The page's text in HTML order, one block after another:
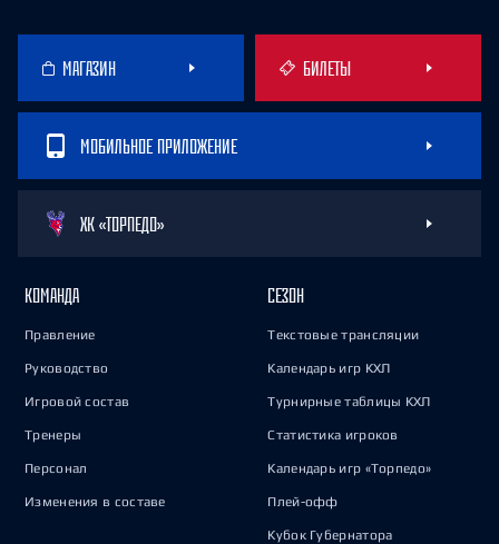
МАГАЗИН БИЛЕТЫ
МОБИЛЬНОЕ ПРИЛОЖЕНИЕ
ХК «ТОРПЕДО»
КОМАНДА
Правление
Руководство
Игровой состав
Тренеры
Персонал
Изменения в составе
СЕЗОН
Текстовые трансляции
Календарь игр КХЛ
Турнирные таблицы КХЛ
Статистика игроков
Календарь игр «Торпедо»
Плей-офф
Кубок Губернатора